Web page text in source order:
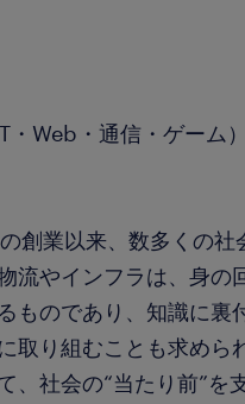
・Web・通信・ゲーム）
創業以来、数多くの
流やインフラは、身の
ものであり、知識に裏
取り組むことも求めら
、社会の“当たり前”を